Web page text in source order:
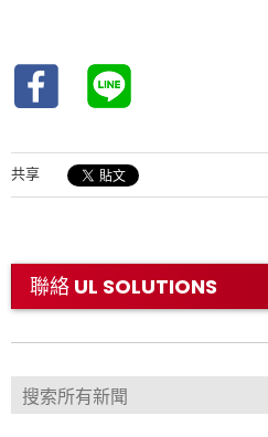
共享
聯絡 UL SOLUTIONS